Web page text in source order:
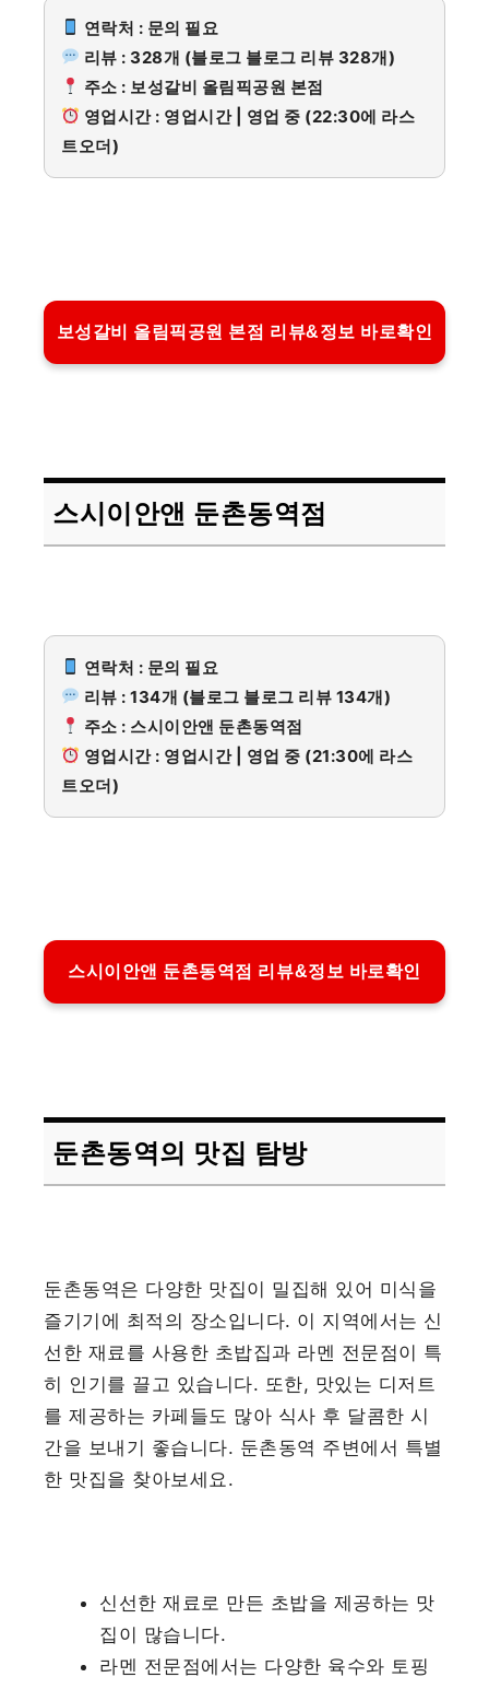
연락처 : 문의 필요
리뷰 : 328개 (블로그 블로그 리뷰 328개)
주소 : 보성갈비 올림픽공원 본점
영업시간 : 영업시간 | 영업 중 (22:30에 라스
트오더)
보성갈비 올림픽공원 본점 리뷰&정보 바로확인
스시이안앤 둔촌동역점
연락처 : 문의 필요
리뷰 : 134개 (블로그 블로그 리뷰 134개)
주소 : 스시이안앤 둔촌동역점
영업시간 : 영업시간 | 영업 중 (21:30에 라스
트오더)
스시이안앤 둔촌동역점 리뷰&정보 바로확인
둔촌동역의 맛집 탐방
둔촌동역은 다양한 맛집이 밀집해 있어 미식을
즐기기에 최적의 장소입니다. 이 지역에서는 신
선한 재료를 사용한 초밥집과 라멘 전문점이 특
히 인기를 끌고 있습니다. 또한, 맛있는 디저트
를 제공하는 카페들도 많아 식사 후 달콤한 시
간을 보내기 좋습니다. 둔촌동역 주변에서 특별
한 맛집을 찾아보세요.
신선한 재료로 만든 초밥을 제공하는 맛
집이 많습니다.
라멘 전문점에서는 다양한 육수와 토핑